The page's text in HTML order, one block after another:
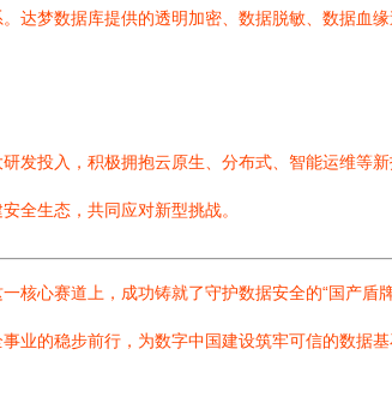
达梦数据库提供的透明加密、数据脱敏、数据血
发投入，积极拥抱云原生、分布式、智能运维等新
全生态，共同应对新型挑战。
核心赛道上，成功铸就了守护数据安全的“国产盾
业的稳步前行，为数字中国建设筑牢可信的数据